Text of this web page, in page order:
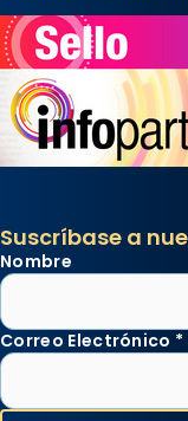
Suscríbase a
Nombre
Correo Electrónico *